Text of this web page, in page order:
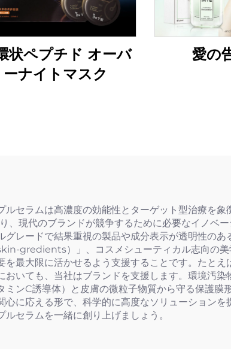
状ペプチド オーバ
ーナイトマスク
愛の
セラムは高濃度の効能性とターゲット型治療を
現代のブランドが競争するために必要なイノベ
レードで結果重視の製品や成分表示が透明性の
gredients）」、コスメシューティカル志向の
最大限に活かせるよう支援することです。たと
いても、当社はブランドを支援します。環境汚
ミンC誘導体）と皮膚の微粒子物質から守る保護
に応える形で、科学的に高度なソリューション
セラムを一緒に創り上げましょう。